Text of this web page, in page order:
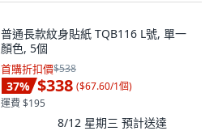
普通長款紋身貼紙 TQB116 L號, 單一
顏色, 5個
首購折扣價$538
37% $338 ($67.60/1個)
運費 $195
8/12 星期三 預計送達